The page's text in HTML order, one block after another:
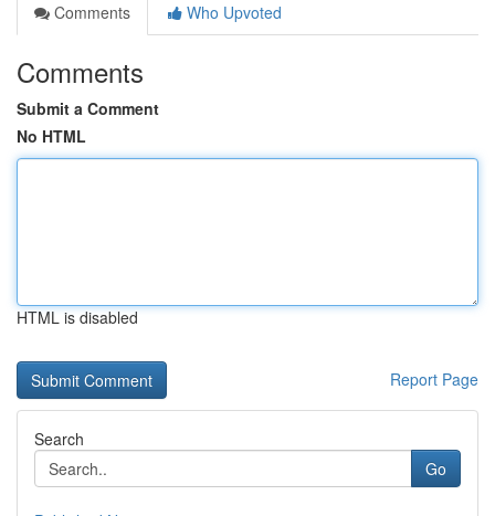
Comments
Who Upvoted
Comments
Submit a Comment
No HTML
HTML is disabled
Report Page
Search
Go